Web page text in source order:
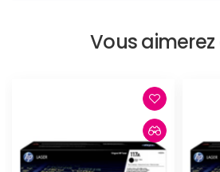
Vous aimerez